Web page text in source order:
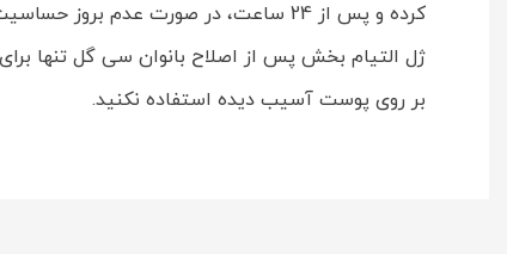
کرده و پس از 24 ساعت، در صورت عدم بروز حساسیت از آن استفاده نمایید.
ژل التیام بخش پس از اصلاح بانوان سی گل تنها
بر روی پوست آسیب دیده استفاده نکنید.